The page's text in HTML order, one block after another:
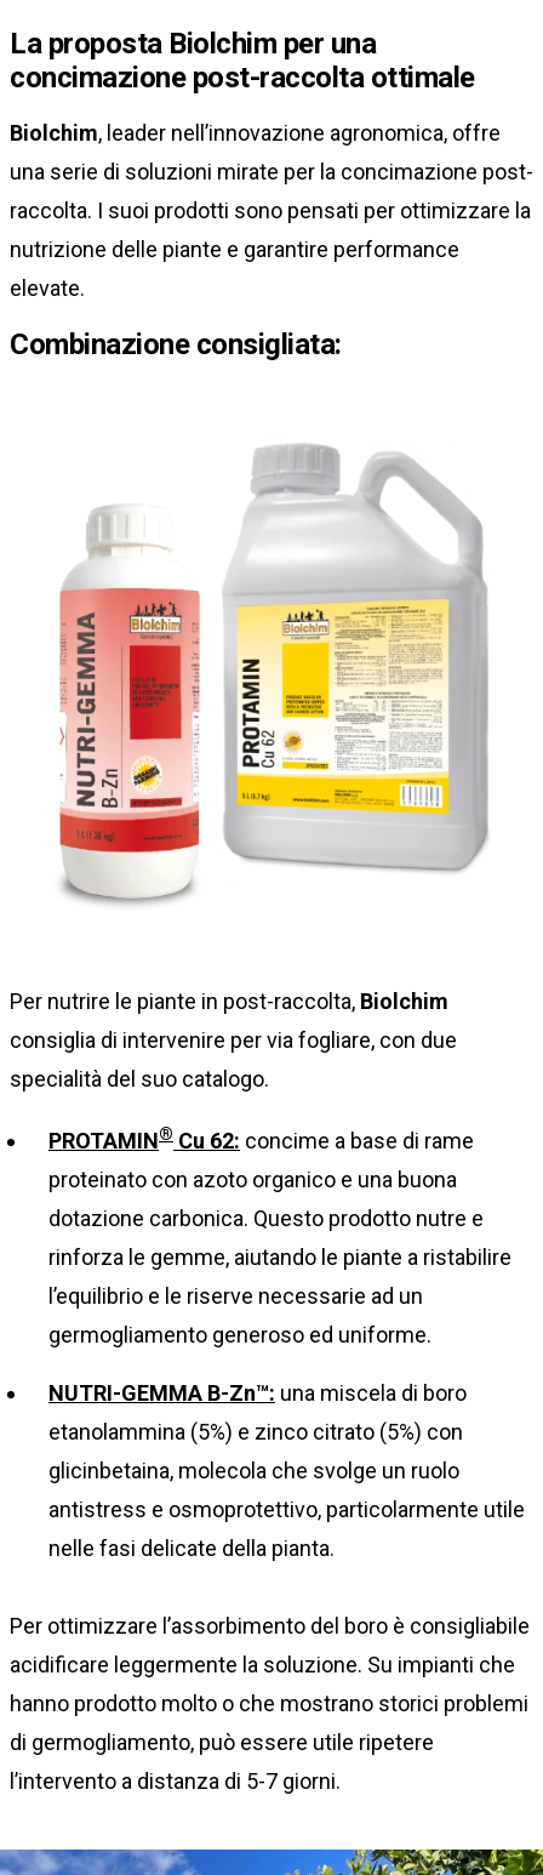
La proposta Biolchim per una
concimazione post-raccolta ottimale
Biolchim, leader nell’innovazione agronomica, offre
una serie di soluzioni mirate per la concimazione post-
raccolta. I suoi prodotti sono pensati per ottimizzare la
nutrizione delle piante e garantire performance
elevate.
Combinazione consigliata:
Per nutrire le piante in post-raccolta, Biolchim
consiglia di intervenire per via fogliare, con due
specialità del suo catalogo.
PROTAMIN® Cu 62: concime a base di rame
proteinato con azoto organico e una buona
dotazione carbonica. Questo prodotto nutre e
rinforza le gemme, aiutando le piante a ristabilire
l’equilibrio e le riserve necessarie ad un
germogliamento generoso ed uniforme.
NUTRI-GEMMA B-Zn™: una miscela di boro
etanolammina (5%) e zinco citrato (5%) con
glicinbetaina, molecola che svolge un ruolo
antistress e osmoprotettivo, particolarmente utile
nelle fasi delicate della pianta.
Per ottimizzare l’assorbimento del boro è consigliabile
acidificare leggermente la soluzione. Su impianti che
hanno prodotto molto o che mostrano storici problemi
di germogliamento, può essere utile ripetere
l’intervento a distanza di 5-7 giorni.